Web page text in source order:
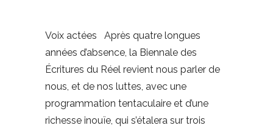
Voix actées Après quatre longues
années d’absence, la Biennale des
Écritures du Réel revient nous parler de
nous, et de nos luttes, avec une
programmation tentaculaire et d’une
richesse inouïe, qui s’étalera sur trois